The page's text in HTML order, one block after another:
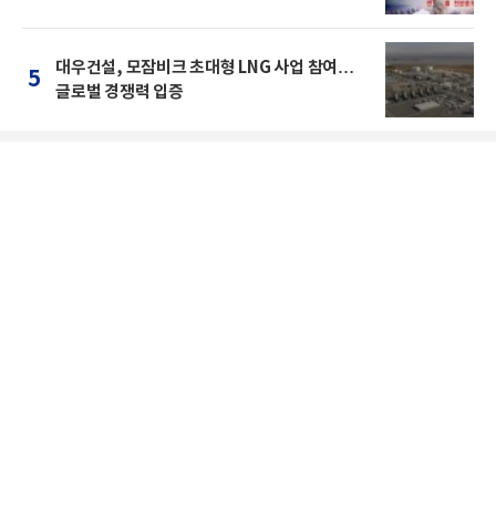
5
대우건설, 모잠비크 초대형 LNG 사업 참여…
글로벌 경쟁력 입증